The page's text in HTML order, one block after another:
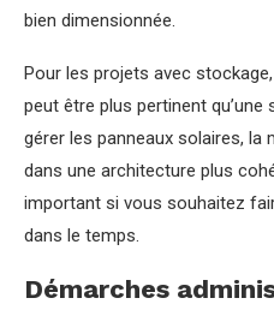
bien dimensionnée.
Pour les projets avec
peut être plus pertinent
gérer les panneaux solaires, la
dans une architecture plus
important si vous souhaitez
dans le temps.
Démarches